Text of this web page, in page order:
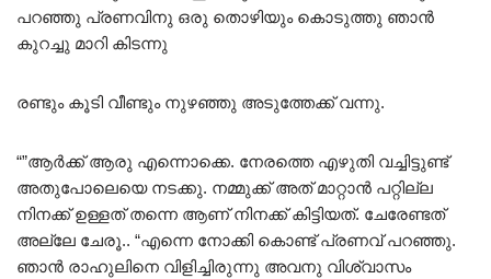
പറഞ്ഞു പ്രണവിനു ഒരു തൊഴിയും കൊടുത്തു ഞാൻ
കുറച്ചു മാറി കിടന്നു
രണ്ടും കൂടി വീണ്ടും നുഴഞ്ഞു അടുത്തേക്ക് വന്നു.
“”ആർക്ക് ആരു എന്നൊക്കെ. നേരത്തെ എഴുതി വച്ചിട്ടുണ്ട്
അതുപോലെയെ നടക്കു. നമ്മുക്ക് അത് മാറ്റാൻ പറ്റില്ല
നിനക്ക് ഉള്ളത് തന്നെ ആണ് നിനക്ക് കിട്ടിയത്. ചേരേണ്ടത്
അല്ലേ ചേരൂ.. “എന്നെ നോക്കി കൊണ്ട് പ്രണവ് പറഞ്ഞു.
ഞാൻ രാഹുലിനെ വിളിച്ചിരുന്നു അവനു വിശ്വാസം